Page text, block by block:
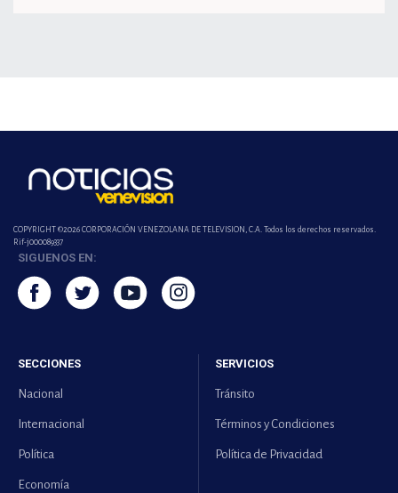
COPYRIGHT ©2026 CORPORACIÓN VENEZOLANA DE TELEVISION, C.A. Todos los derechos reservados.
Rif-j000089337
SIGUENOS EN:
SECCIONES
Nacional
Internacional
Política
Economía
SERVICIOS
Tránsito
Términos y Condiciones
Política de Privacidad